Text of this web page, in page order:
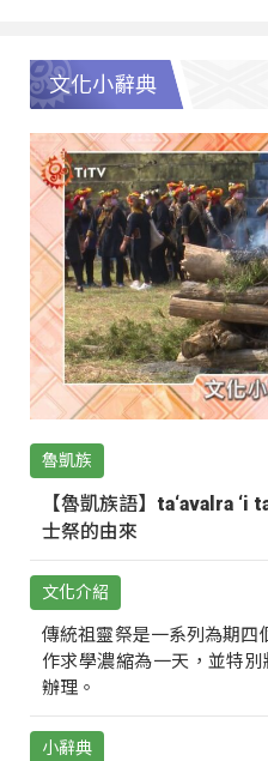
文化小辭典
魯凱族
【魯凱族語】ta‘avalra
士祭的由來
文化介紹
傳統祖靈祭是一系列為期四
作求學濃縮為一天，並特
辦理。
小辭典